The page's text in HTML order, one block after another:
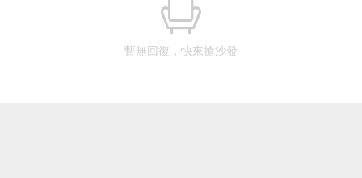
暫無回復，快來搶沙發